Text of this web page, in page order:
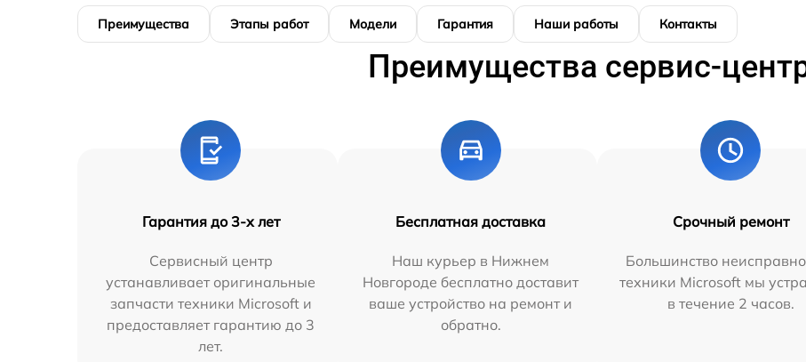
Преимущества Этапы работ Модели Гарантия Наши работы Контакты
Преимущества сервис-
Гарантия до 3-х лет
Сервисный центр
устанавливает оригинальные
запчасти техники Microsoft и
предоставляет гарантию до 3
лет.
Бесплатная доставка
Наш курьер в Нижнем
Новгороде бесплатно доставит
ваше устройство на ремонт и
обратно.
Срочный ремонт
Большинство
техники Microsoft мы
в течение 2 часов.